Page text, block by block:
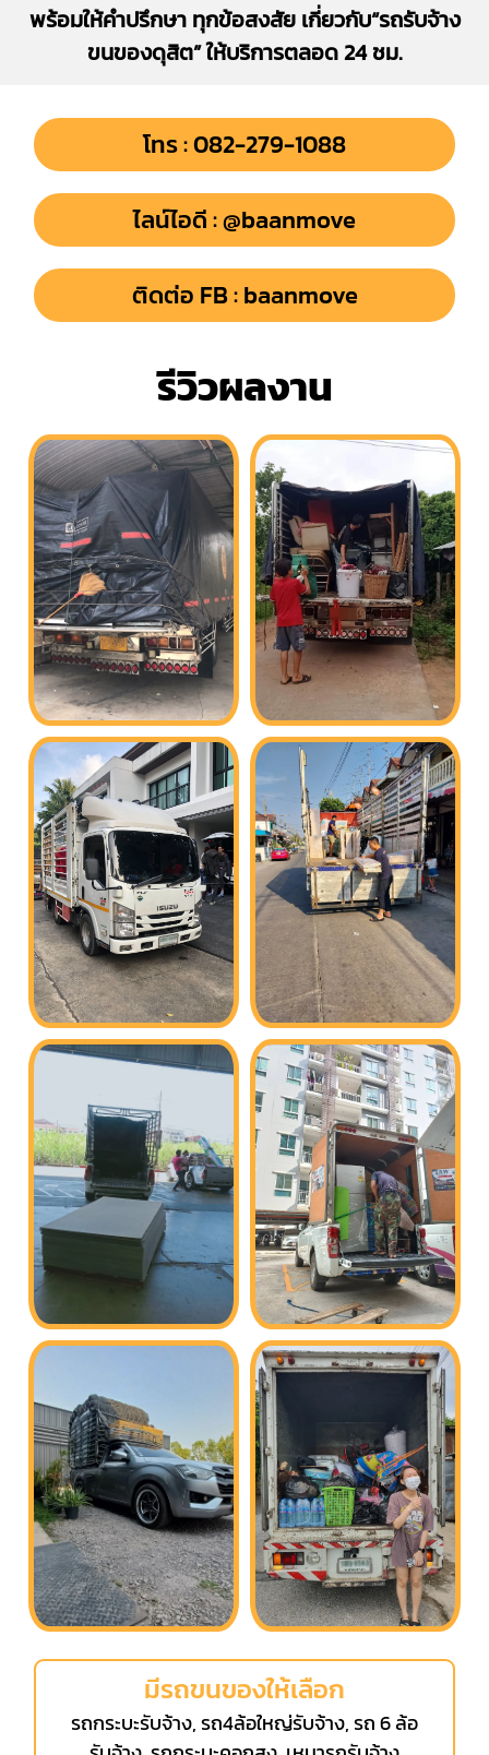
พร้อมให้คำปรึกษา ทุกข้อสงสัย เกี่ยวกับ“รถรับจ้าง
ขนของดุสิต” ให้บริการตลอด 24 ชม.
โทร : 082-279-1088
ไลน์ไอดี : @baanmove
ติดต่อ FB : baanmove
รีวิวผลงาน
มีรถขนของให้เลือก
รถกระบะรับจ้าง, รถ4ล้อใหญ่รับจ้าง, รถ 6 ล้อ